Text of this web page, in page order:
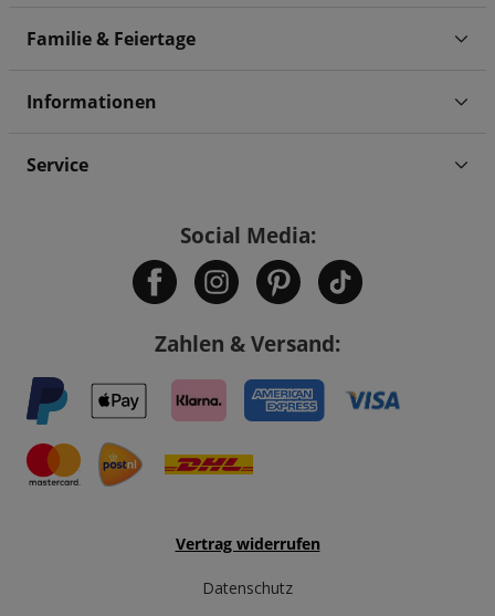
Familie & Feiertage
Informationen
Service
Social Media:
Zahlen & Versand:
Vertrag widerrufen
Datenschutz